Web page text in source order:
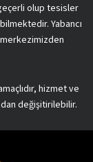
olup tesisler
Yabancı
hizmet ve
değişitirilebilir.